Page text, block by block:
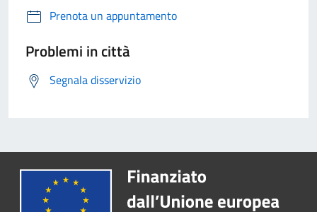
Prenota un appuntamento
Problemi in città
Segnala disservizio